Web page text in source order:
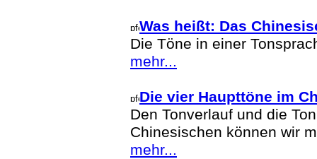
Was heißt: Das
Die Töne in einer
mehr...
Die vier Haupttöne im
Den Tonverlauf und die
Chinesischen können wir
mehr...